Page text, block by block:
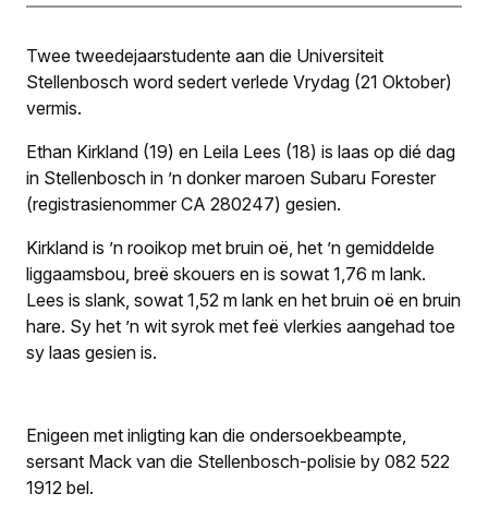
Twee tweedejaarstudente aan die Universiteit
Stellenbosch word sedert verlede Vrydag (21 Oktober)
vermis.
Ethan Kirkland (19) en Leila Lees (18) is laas op dié dag
in Stellenbosch in ’n donker maroen Subaru Forester
(registrasienommer CA 280247) gesien.
Kirkland is ’n rooikop met bruin oë, het ’n gemiddelde
liggaamsbou, breë skouers en is sowat 1,76 m lank.
Lees is slank, sowat 1,52 m lank en het bruin oë en bruin
hare. Sy het ’n wit syrok met feë vlerkies aangehad toe
sy laas gesien is.
Enigeen met inligting kan die ondersoekbeampte,
sersant Mack van die Stellenbosch-polisie by 082 522
1912 bel.